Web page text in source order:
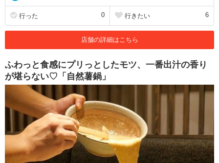
行った 0 行きたい 6
店舗の詳細はこちら
ふわっと食感にプリっとしたモツ、一番出汁の香り
が堪らない♡「自然薯鍋」